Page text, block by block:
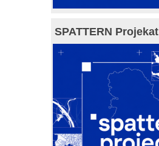
SPATTERN Projekat